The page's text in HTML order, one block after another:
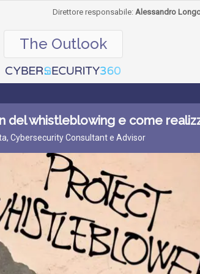
Direttore responsabile: Alessandro
The Outlook
del whistleblowing e come
Cybersecurity Consultant e Advisor